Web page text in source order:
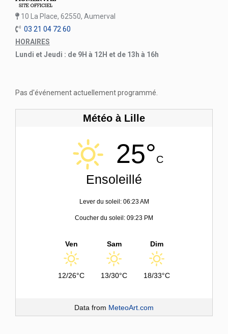
10 La Place, 62550, Aumerval
03 21 04 72 60
HORAIRES
Lundi et Jeudi : de 9H à 12H et de 13h à 16h
Pas d'événement actuellement programmé.
Météo à Lille
25°C
Ensoleillé
Lever du soleil: 06:23 AM
Coucher du soleil: 09:23 PM
Ven
12/26°C
Sam
13/30°C
Dim
18/33°C
Data from MeteoArt.com